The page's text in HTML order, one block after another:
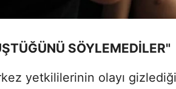
SÖYLEMEDİLER"
yetkililerinin olayı